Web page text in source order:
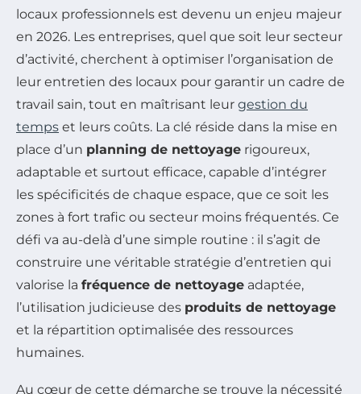
locaux professionnels est devenu un enjeu majeur
en 2026. Les entreprises, quel que soit leur secteur
d’activité, cherchent à optimiser l’organisation de
leur entretien des locaux pour garantir un cadre de
travail sain, tout en maîtrisant leur gestion du
temps et leurs coûts. La clé réside dans la mise en
place d’un planning de nettoyage rigoureux,
adaptable et surtout efficace, capable d’intégrer
les spécificités de chaque espace, que ce soit les
zones à fort trafic ou secteur moins fréquentés. Ce
défi va au-delà d’une simple routine : il s’agit de
construire une véritable stratégie d’entretien qui
valorise la fréquence de nettoyage adaptée,
l’utilisation judicieuse des produits de nettoyage
et la répartition optimalisée des ressources
humaines.
Au cœur de cette démarche se trouve la nécessité